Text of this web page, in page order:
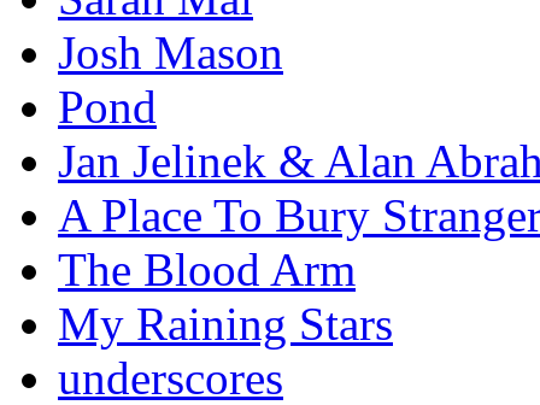
Josh Mason
Pond
Jan Jelinek & Alan
A Place To Bury
The Blood Arm
My Raining Stars
underscores